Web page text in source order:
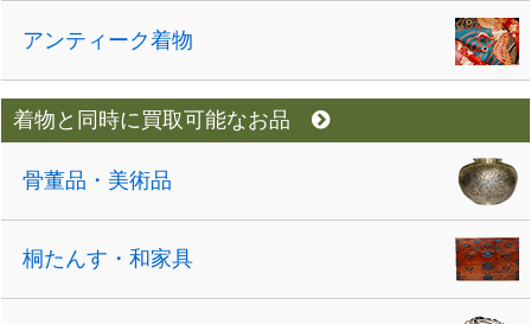
アンティーク着物
着物と同時に買取可能なお品
骨董品・美術品
桐たんす・和家具